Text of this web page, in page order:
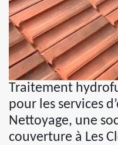
Traitement
pour les services
Nettoyage, une
couverture à Les